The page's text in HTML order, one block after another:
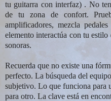
tu guitarra con interfaz) . No
de tu zona de confort.
amplificadores, mezcla
elemento interactúa con tu
sonoras.
Recuerda que no existe una
perfecto. La búsqueda del
subjetivo. Lo que funciona para
para otro. La clave está en